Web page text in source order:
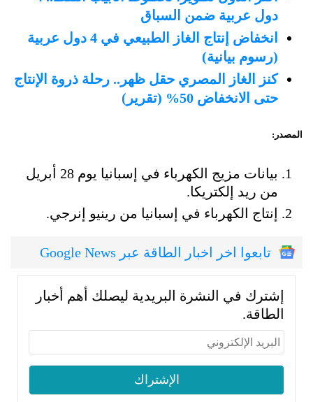
دول عربية ضمن السباق
انخفاض إنتاج الغاز الطبيعي في 4 دول عربية
(رسوم بيانية)
كنز الغاز المصري حقل ظهر.. رحلة ذروة الإنتاج
حتى الانخفاض 50% (تقرير)
المصدر:
بيانات مزيج الكهرباء في إسبانيا يوم 28 أبريل
من ريد إلكتريكا.
إنتاج الكهرباء في إسبانيا من رينيو إنرجي.
تابعوا اخر اخبار الطاقة عبر Google News
إشترك في النشرة البريدية ليصلك أهم أخبار
الطاقة.